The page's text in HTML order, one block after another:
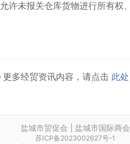
许未报关仓库货物进行所有权
更多经贸资讯内容，请点击 此处
盐城市贸促会 | 盐城市国际商会
苏ICP备2023002627号-1